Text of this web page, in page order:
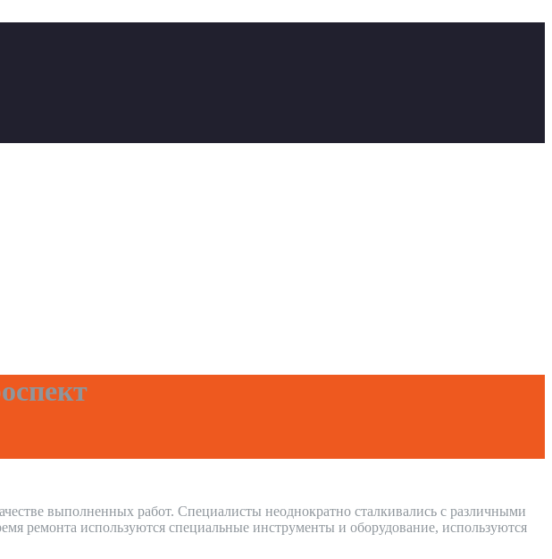
выполненных работ. Специалисты неоднократно сталкивались с различными
ремонта используются специальные инструменты и оборудование, используются